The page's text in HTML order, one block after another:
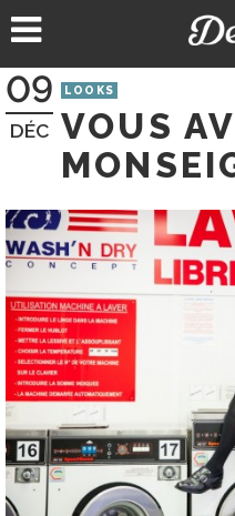
au
09
DÉC
LOOKS
VOUS